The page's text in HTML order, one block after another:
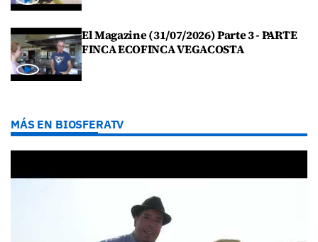
El Magazine (31/07/2026) Parte 3 - PARTE
FINCA ECOFINCA VEGACOSTA
MÁS EN BIOSFERATV